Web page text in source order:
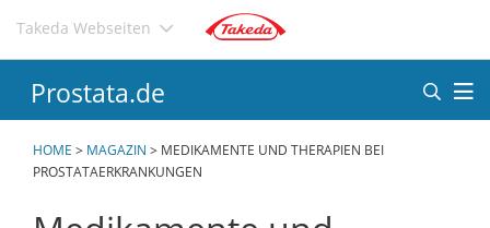
Direkt
Inhalt
Takeda Webseiten
Prostata.de
HOME > MAGAZIN > MEDIKAMENTE UND THERAPIEN BEI
PROSTATAERKRANKUNGEN